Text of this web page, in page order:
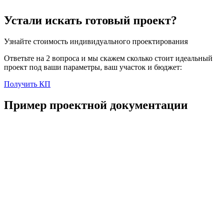
Устали искать готовый проект?
Узнайте стоимость индивидуального проектирования
Ответьте на 2 вопроса и мы скажем сколько стоит идеальный
проект под ваши параметры, ваш участок и бюджет:
Получить КП
Пример проектной документации